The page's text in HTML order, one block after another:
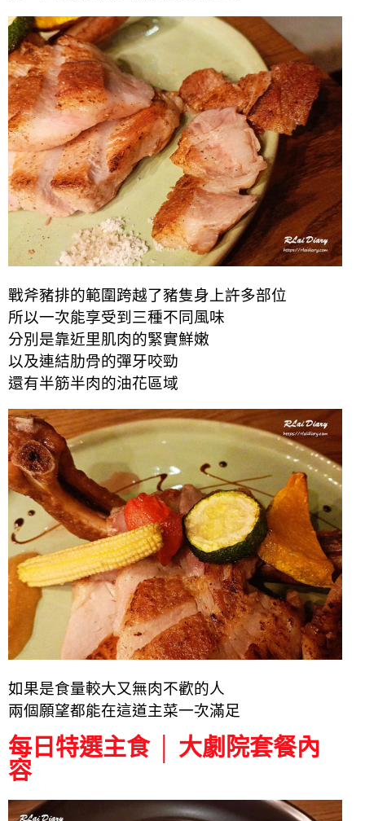
戰斧豬排的範圍跨越了豬隻身上許多部位
所以一次能享受到三種不同風味
分別是靠近里肌肉的緊實鮮嫩
以及連結肋骨的彈牙咬勁
還有半筋半肉的油花區域
如果是食量較大又無肉不歡的人
兩個願望都能在這道主菜一次滿足
每日特選主食 │ 大劇院套餐內
容